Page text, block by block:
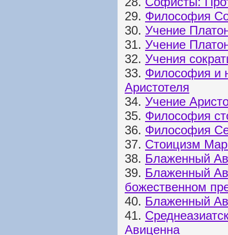
29. Философия
30. Учение
31. Учение
32. Учения
33. Философия и
Аристотеля
34. Учение
35. Философия
36. Философия
37. Стоицизм
38. Блаженный
39. Блаженный
божественном
40. Блаженный
41.
Авиценна